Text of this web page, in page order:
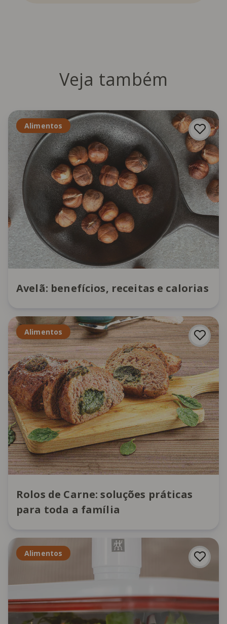
Veja também
Alimentos
Avelã: benefícios, receitas e calorias
Alimentos
Rolos de Carne: soluções práticas
para toda a família
Alimentos